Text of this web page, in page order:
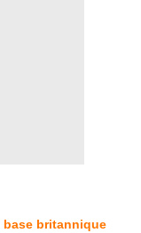
base britannique